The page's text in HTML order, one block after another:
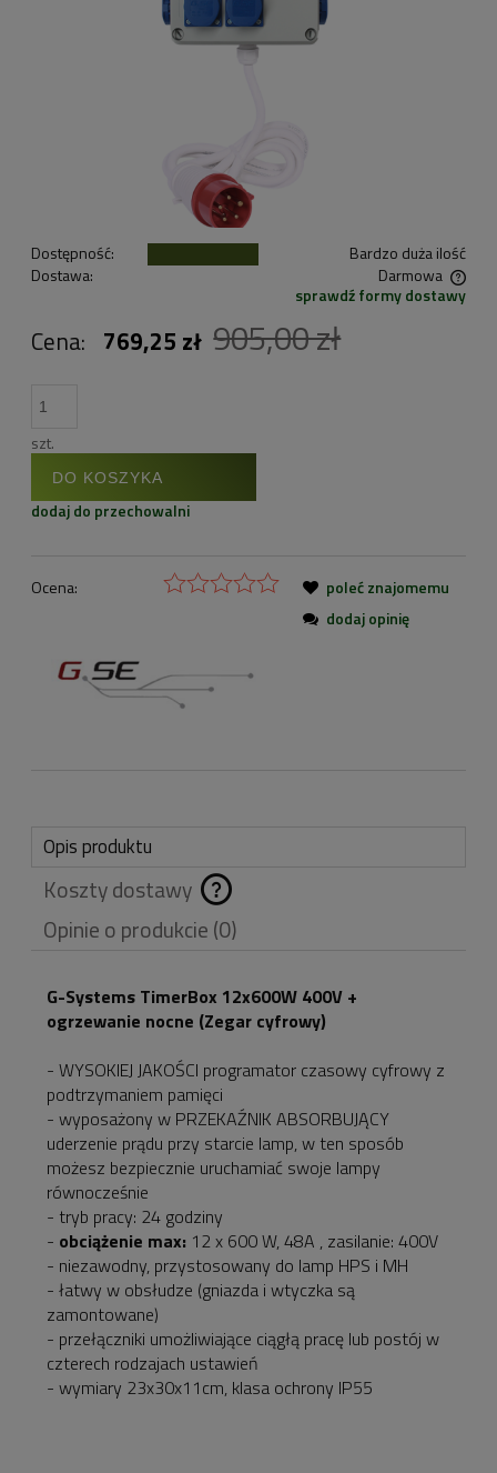
Dostępność:
Bardzo duża ilość
Dostawa:
Darmowa
Cena nie zawiera ewentualnych kosztów płatnościsprawdź formy dostawy
Cena: 769,25 zł 905,00 zł
szt.
DO KOSZYKA
dodaj do przechowalni
Ocena:
poleć znajomemu
dodaj opinię
Opis produktu
Koszty dostawy
Cena nie zawiera
ewentualnych kosztów
płatności
Opinie o produkcie (0)
G-Systems TimerBox 12x600W 400V +
ogrzewanie nocne (Zegar cyfrowy)
- WYSOKIEJ JAKOŚCI programator czasowy cyfrowy z
podtrzymaniem pamięci
- wyposażony w PRZEKAŹNIK ABSORBUJĄCY
uderzenie prądu przy starcie lamp, w ten sposób
możesz bezpiecznie uruchamiać swoje lampy
równocześnie
- tryb pracy: 24 godziny
- obciążenie max: 12 x 600 W, 48A , zasilanie: 400V
- niezawodny, przystosowany do lamp HPS i MH
- łatwy w obsłudze (gniazda i wtyczka są
zamontowane)
- przełączniki umożliwiające ciągłą pracę lub postój w
czterech rodzajach ustawień
- wymiary 23x30x11cm, klasa ochrony IP55